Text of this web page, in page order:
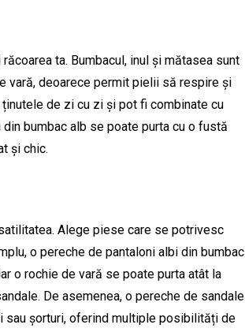
ta. Bumbacul, inul și mătasea sunt
vară, deoarece permit pielii să respire și
de zi cu zi și pot fi combinate cu
bumbac alb se poate purta cu o fustă
și chic.
Alege piese care se potrivesc
o pereche de pantaloni albi din bumbac
o rochie de vară se poate purta atât la
De asemenea, o pereche de sandale
sau șorturi, oferind multiple posibilități de